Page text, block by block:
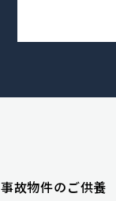
事故物件のご供養